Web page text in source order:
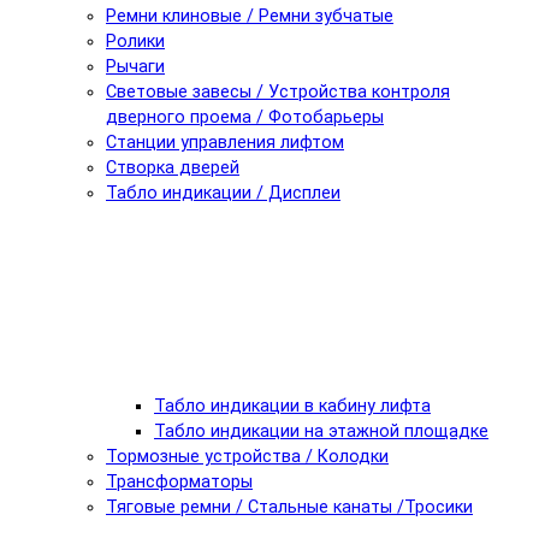
Ремни клиновые / Ремни зубчатые
Ролики
Рычаги
Световые завесы / Устройства контроля
дверного проема / Фотобарьеры
Станции управления лифтом
Створка дверей
Табло индикации / Дисплеи
Табло индикации в кабину лифта
Табло индикации на этажной площадке
Тормозные устройства / Колодки
Трансформаторы
Тяговые ремни / Стальные канаты /Тросики